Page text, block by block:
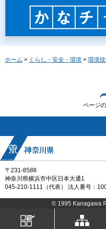
ホーム > くらし・安全・環境 > 環境
ページ
〒231-8588
神奈川県横浜市中区日本大通1
045-210-1111（代表） 法人番号：
© 1995 Kanagawa